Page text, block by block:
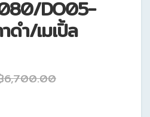
DO05-
ดำ/เมเปิ้ล
6,700.00